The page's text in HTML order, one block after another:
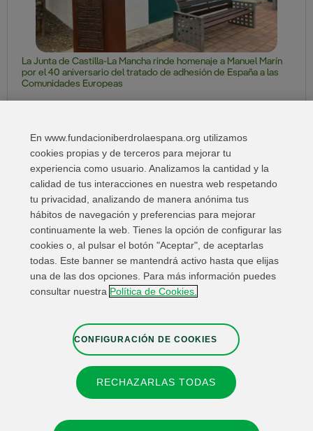
La Junta de Castilla-La Mancha rinde homenaje a Manuel Marín
por el 40 aniversario del tratado de adhesión de España a las
Comunidades Europeas
« Anterior 1 2 3 4 5 6 7
Siguiente »
Enlaces de interés Contacta
Mapa Web
Información Legal
Política de privacidad
© 2026 Fundación IBERDROLA Spain. All rights reserved.
En www.fundacioniberdrolaespana.org utilizamos
cookies propias y de terceros para mejorar tu
experiencia como usuario. Analizamos la cantidad y la
calidad de tus interacciones en nuestra web respetando
tu privacidad, analizando de manera anónima tus
hábitos de navegación y preferencias para mejorar
continuamente la web. Tienes la opción de configurar las
cookies o, al pulsar el botón "Aceptar", de aceptarlas
todas. Este banner se mantendrá activo hasta que elijas
una de las dos opciones. Para más información puedes
consultar nuestra Política de Cookies.
CONFIGURACIÓN DE COOKIES
RECHAZARLAS TODAS